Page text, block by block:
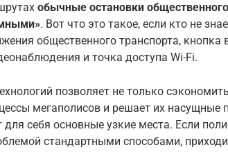
обычные остановки
. Вот что это такое, если кто не
общественного транспорта, кнопка
и точка доступа Wi-Fi.
позволяет не только
мегаполисов и решает их
для себя основные узкие места. Если
стандартными способами,